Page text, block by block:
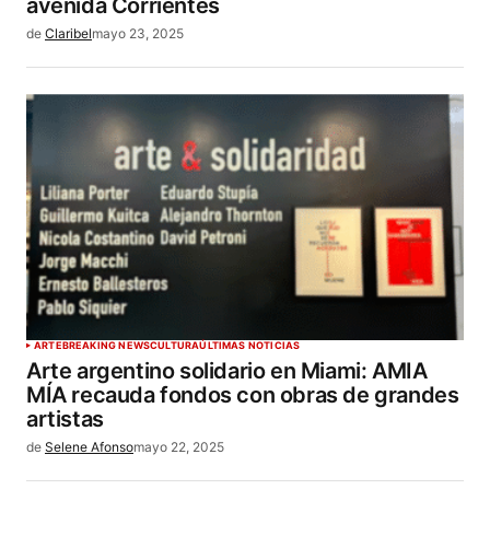
avenida Corrientes
de Claribelmayo 23, 2025
ARTEBREAKING NEWSCULTURAÚLTIMAS NOTICIAS
Arte argentino solidario en Miami: AMIA
MÍA recauda fondos con obras de grandes
artistas
de Selene Afonsomayo 22, 2025